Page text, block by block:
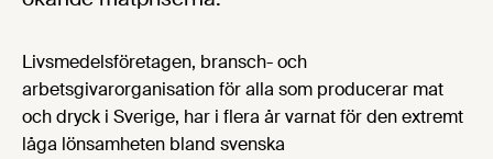
Livsmedelsföretagen, bransch- och
arbetsgivarorganisation för alla som producerar mat
och dryck i Sverige, har i flera år varnat för den extremt
låga lönsamheten bland svenska